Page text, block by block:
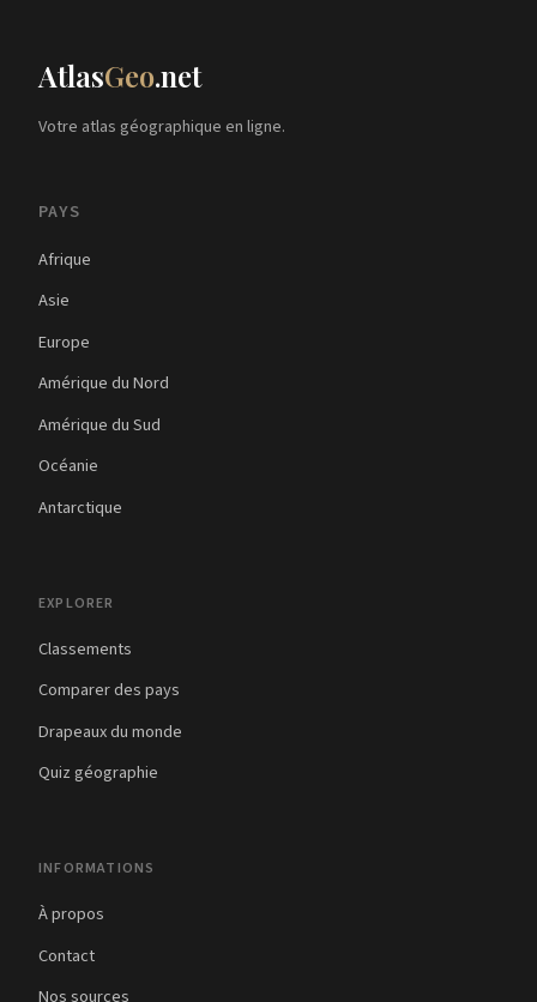
AtlasGeo.net
Votre atlas géographique en ligne.
PAYS
Afrique
Asie
Europe
Amérique du Nord
Amérique du Sud
Océanie
Antarctique
EXPLORER
Classements
Comparer des pays
Drapeaux du monde
Quiz géographie
INFORMATIONS
À propos
Contact
Nos sources